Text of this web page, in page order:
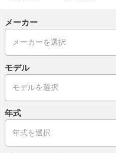
メーカー
モデル
年式